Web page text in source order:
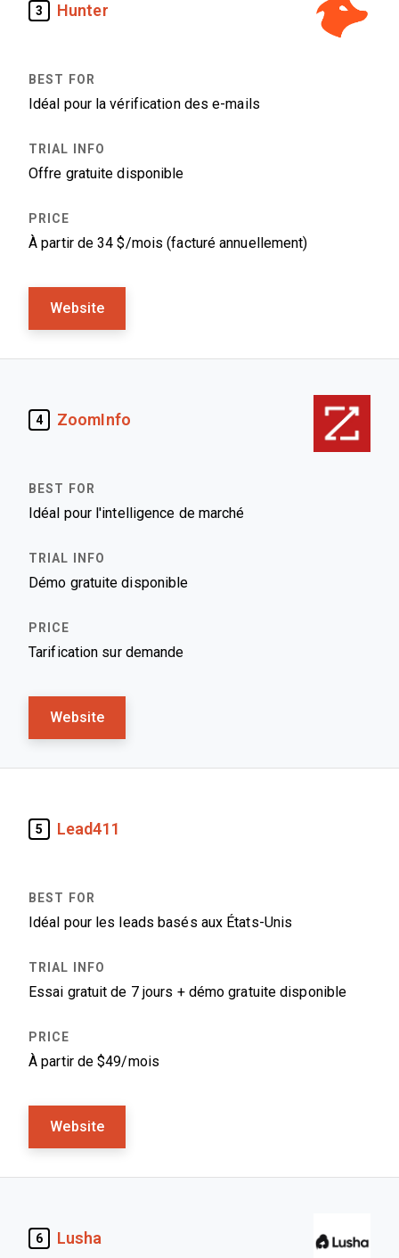
3 Hunter
Idéal pour la vérification des e-mails
Offre gratuite disponible
À partir de 34 $/mois (facturé annuellement)
Website
4 ZoomInfo
Idéal pour l'intelligence de marché
Démo gratuite disponible
Tarification sur demande
Website
5 Lead411
Idéal pour les leads basés aux États-Unis
Essai gratuit de 7 jours + démo gratuite disponible
À partir de $49/mois
Website
6 Lusha